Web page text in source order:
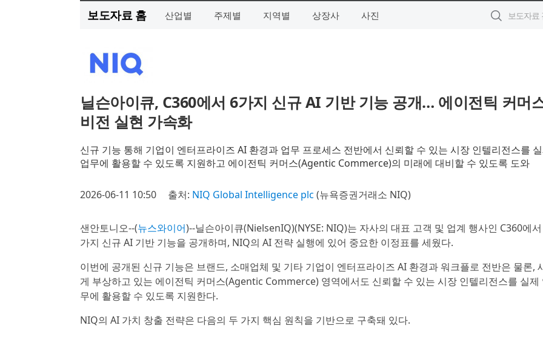
보도자료 홈 산업별 주제별 지역별 상장사 사진
닐슨아이큐, C360에서 6가지 신규 AI 기반 기능 공개… 에이전틱 커머
비전 실현 가속화
신규 기능 통해 기업이 엔터프라이즈 AI 환경과 업무 프로세스 전반에서 신뢰할 수 있는 시장 인텔리전스를
업무에 활용할 수 있도록 지원하고 에이전틱 커머스(Agentic Commerce)의 미래에 대비할 수 있도록 도와
2026-06-11 10:50 출처: NIQ Global Intelligence plc (뉴욕증권거래소 NIQ)
샌안토니오--(뉴스와이어)--닐슨아이큐(NielsenIQ)(NYSE: NIQ)는 자사의 대표 고객 및 업계 행사인 C360에
가지 신규 AI 기반 기능을 공개하며, NIQ의 AI 전략 실행에 있어 중요한 이정표를 세웠다.
이번에 공개된 신규 기능은 브랜드, 소매업체 및 기타 기업이 엔터프라이즈 AI 환경과 워크플로 전반은 물론,
게 부상하고 있는 에이전틱 커머스(Agentic Commerce) 영역에서도 신뢰할 수 있는 시장 인텔리전스를 실제
무에 활용할 수 있도록 지원한다.
NIQ의 AI 가치 창출 전략은 다음의 두 가지 핵심 원칙을 기반으로 구축돼 있다.